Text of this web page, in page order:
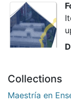
No
Thumbnail
Available
Collections
Maestría en